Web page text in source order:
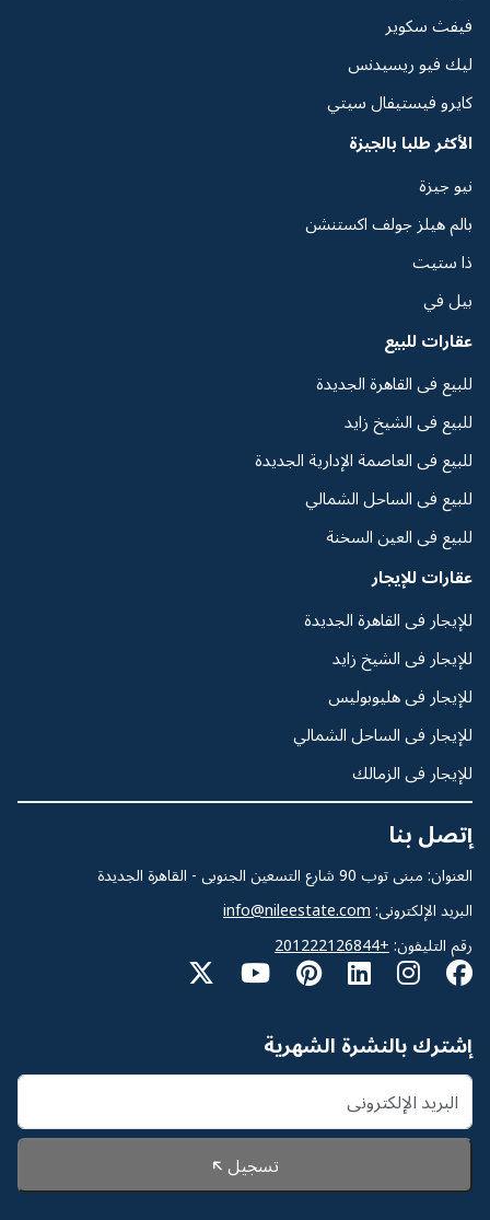
فيفث سكوير
ليك فيو ريسيدنس
كايرو فيستيفال سيتي
الأكثر طلبا بالجيزة
نيو جيزة
بالم هيلز جولف اكستنشن
ذا ستيت
بيل في
عقارات للبيع
للبيع فى القاهرة الجديدة
للبيع فى الشيخ زايد
للبيع فى العاصمة الإدارية الجديدة
للبيع فى الساحل الشمالي
للبيع فى العين السخنة
عقارات للإيجار
للإيجار فى القاهرة الجديدة
للإيجار فى الشيخ زايد
للإيجار فى هليوبوليس
للإيجار فى الساحل الشمالي
للإيجار فى الزمالك
إتصل بنا
العنوان: مبنى توب 90 شارع التسعين الجنوبى - القاهرة الجديدة
البريد الإلكترونى: info@nileestate.com
رقم التليفون: +201222126844
إشترك بالنشرة الشهرية
تسجيل